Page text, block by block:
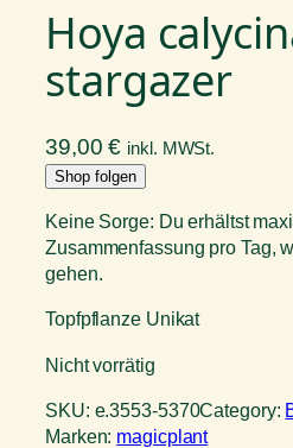
Hoya
stargazer
39,00€ inkl. MWSt.
Shop folgen
Keine Sorge: Du erhältst
Zusammenfassung pro Tag,
gehen.
Topfpflanze Unikat
Nicht vorrätig
SKU: e.3553-5370Category:
Marken: magicplant